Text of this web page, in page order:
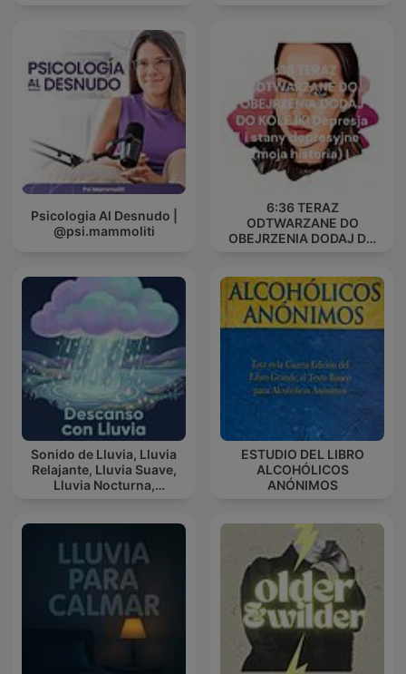
Psicologia Al Desnudo |
@psi.mammoliti
6:36 TERAZ
ODTWARZANE DO
OBEJRZENIA DODAJ DO
historia) I
Sonido de Lluvia, Lluvia
Relajante, Lluvia Suave,
Lluvia Nocturna,
ESTUDIO DEL LIBRO
ALCOHÓLICOS
ANÓNIMOS